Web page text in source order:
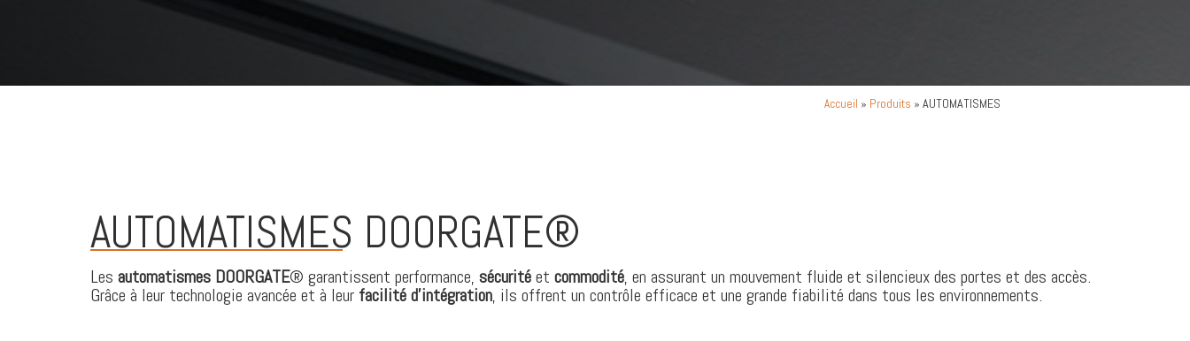
Accueil » Produits » AUTOMATISMES
AUTOMATISMES DOORGATE®
Les automatismes DOORGATE® garantissent performance, sécuritéet commodité, en assurant un mouvement fluide et silencieux des portes et des accès.
Grâce à leur technologie avancée et à leur facilité d’intégration, ils offrent un contrôle efficace et une grande fiabilité dans tous les environnements.